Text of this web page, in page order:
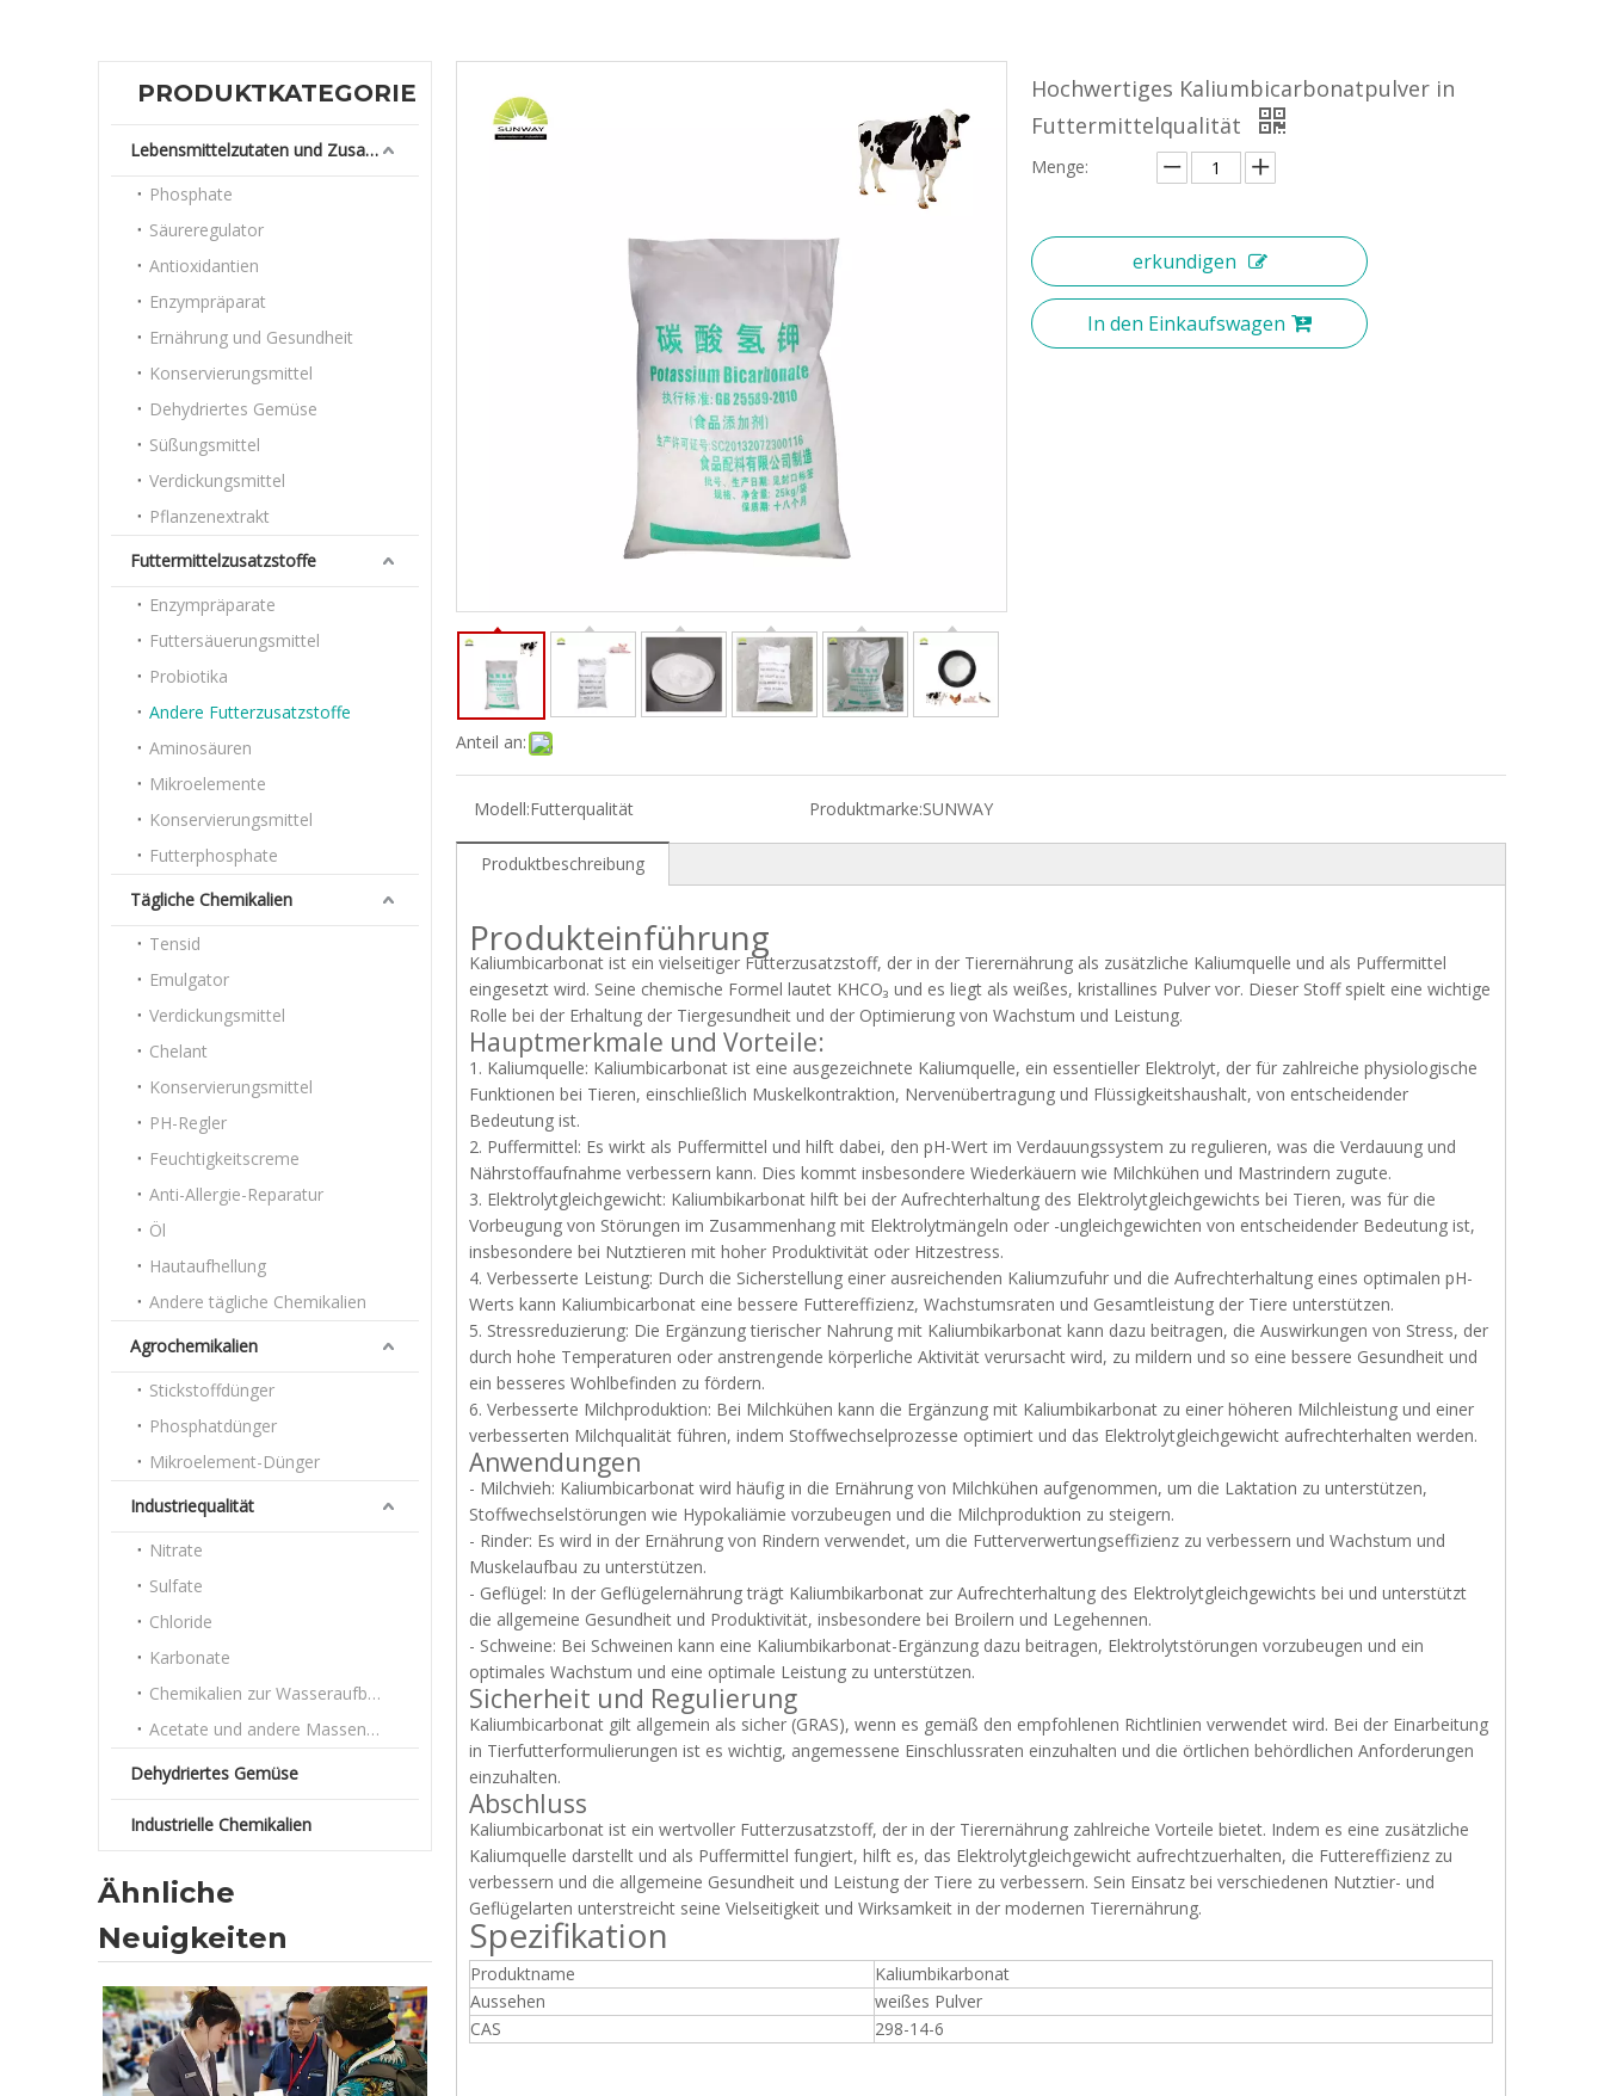
PRODUKTKATEGORIE
Lebensmittelzutaten und Zusatzstoffe
Phosphate
Säureregulator
Antioxidantien
Enzympräparat
Ernährung und Gesundheit
Konservierungsmittel
Dehydriertes Gemüse
Süßungsmittel
Verdickungsmittel
Pflanzenextrakt
Futtermittelzusatzstoffe
Enzympräparate
Futtersäuerungsmittel
Probiotika
Andere Futterzusatzstoffe
Aminosäuren
Mikroelemente
Konservierungsmittel
Futterphosphate
Tägliche Chemikalien
Tensid
Emulgator
Verdickungsmittel
Chelant
Konservierungsmittel
PH-Regler
Feuchtigkeitscreme
Anti-Allergie-Reparatur
Öl
Hautaufhellung
Andere tägliche Chemikalien
Agrochemikalien
Stickstoffdünger
Phosphatdünger
Mikroelement-Dünger
Industriequalität
Nitrate
Sulfate
Chloride
Karbonate
Chemikalien zur Wasseraufbereitung
Acetate und andere Massenchemikalien
Dehydriertes Gemüse
Industrielle Chemikalien
Ähnliche
Neuigkeiten
Anteil an:
Hochwertiges Kaliumbicarbonatpulver in
Futtermittelqualität
Menge:
erkundigen
In den Einkaufswagen
Modell:Futterqualität Produktmarke:SUNWAY
Produktbeschreibung
Produkteinführung
Kaliumbicarbonat ist ein vielseitiger Futterzusatzstoff, der in der Tierernährung als zusätzliche Kaliumquelle und als Puffermittel
eingesetzt wird. Seine chemische Formel lautet KHCO₃ und es liegt als weißes, kristallines Pulver vor. Dieser Stoff spielt eine wichtige
Rolle bei der Erhaltung der Tiergesundheit und der Optimierung von Wachstum und Leistung.
Hauptmerkmale und Vorteile:
1. Kaliumquelle: Kaliumbicarbonat ist eine ausgezeichnete Kaliumquelle, ein essentieller Elektrolyt, der für zahlreiche physiologische
Funktionen bei Tieren, einschließlich Muskelkontraktion, Nervenübertragung und Flüssigkeitshaushalt, von entscheidender
Bedeutung ist.
2. Puffermittel: Es wirkt als Puffermittel und hilft dabei, den pH-Wert im Verdauungssystem zu regulieren, was die Verdauung und
Nährstoffaufnahme verbessern kann. Dies kommt insbesondere Wiederkäuern wie Milchkühen und Mastrindern zugute.
3. Elektrolytgleichgewicht: Kaliumbikarbonat hilft bei der Aufrechterhaltung des Elektrolytgleichgewichts bei Tieren, was für die
Vorbeugung von Störungen im Zusammenhang mit Elektrolytmängeln oder -ungleichgewichten von entscheidender Bedeutung ist,
insbesondere bei Nutztieren mit hoher Produktivität oder Hitzestress.
4. Verbesserte Leistung: Durch die Sicherstellung einer ausreichenden Kaliumzufuhr und die Aufrechterhaltung eines optimalen pH-
Werts kann Kaliumbicarbonat eine bessere Futtereffizienz, Wachstumsraten und Gesamtleistung der Tiere unterstützen.
5. Stressreduzierung: Die Ergänzung tierischer Nahrung mit Kaliumbikarbonat kann dazu beitragen, die Auswirkungen von Stress, der
durch hohe Temperaturen oder anstrengende körperliche Aktivität verursacht wird, zu mildern und so eine bessere Gesundheit und
ein besseres Wohlbefinden zu fördern.
6. Verbesserte Milchproduktion: Bei Milchkühen kann die Ergänzung mit Kaliumbikarbonat zu einer höheren Milchleistung und einer
verbesserten Milchqualität führen, indem Stoffwechselprozesse optimiert und das Elektrolytgleichgewicht aufrechterhalten werden.
Anwendungen
- Milchvieh: Kaliumbicarbonat wird häufig in die Ernährung von Milchkühen aufgenommen, um die Laktation zu unterstützen,
Stoffwechselstörungen wie Hypokaliämie vorzubeugen und die Milchproduktion zu steigern.
- Rinder: Es wird in der Ernährung von Rindern verwendet, um die Futterverwertungseffizienz zu verbessern und Wachstum und
Muskelaufbau zu unterstützen.
- Geflügel: In der Geflügelernährung trägt Kaliumbikarbonat zur Aufrechterhaltung des Elektrolytgleichgewichts bei und unterstützt
die allgemeine Gesundheit und Produktivität, insbesondere bei Broilern und Legehennen.
- Schweine: Bei Schweinen kann eine Kaliumbikarbonat-Ergänzung dazu beitragen, Elektrolytstörungen vorzubeugen und ein
optimales Wachstum und eine optimale Leistung zu unterstützen.
Sicherheit und Regulierung
Kaliumbicarbonat gilt allgemein als sicher (GRAS), wenn es gemäß den empfohlenen Richtlinien verwendet wird. Bei der Einarbeitung
in Tierfutterformulierungen ist es wichtig, angemessene Einschlussraten einzuhalten und die örtlichen behördlichen Anforderungen
einzuhalten.
Abschluss
Kaliumbicarbonat ist ein wertvoller Futterzusatzstoff, der in der Tierernährung zahlreiche Vorteile bietet. Indem es eine zusätzliche
Kaliumquelle darstellt und als Puffermittel fungiert, hilft es, das Elektrolytgleichgewicht aufrechtzuerhalten, die Futtereffizienz zu
verbessern und die allgemeine Gesundheit und Leistung der Tiere zu verbessern. Sein Einsatz bei verschiedenen Nutztier- und
Geflügelarten unterstreicht seine Vielseitigkeit und Wirksamkeit in der modernen Tierernährung.
Spezifikation
Produktname
Kaliumbikarbonat
Aussehen
weißes Pulver
CAS
298-14-6